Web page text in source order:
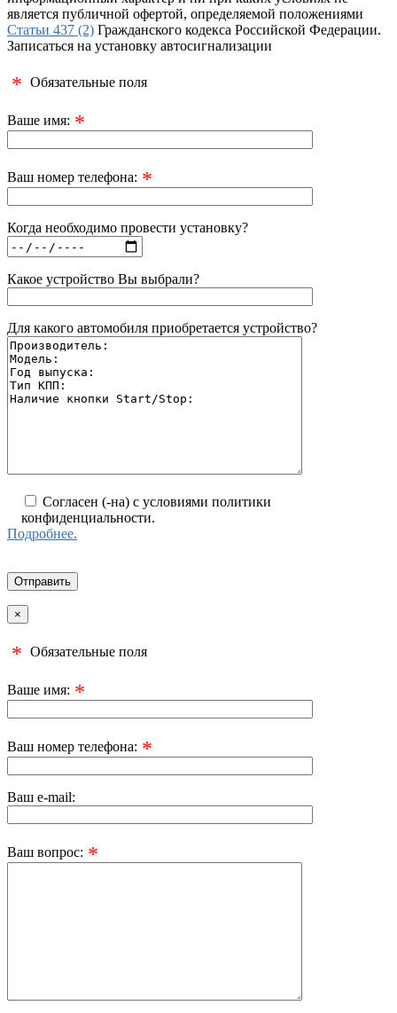
является публичной офертой, определяемой положениями
Статьи 437 (2) Гражданского кодекса Российской Федерации.
Записаться на установку автосигнализации
* Обязательные поля
Ваше имя: *
Ваш номер телефона: *
Когда необходимо провести установку?
Какое устройство Вы выбрали?
Для какого автомобиля приобретается устройство?
Согласен (-на) с условиями политики
конфиденциальности.
Подробнее.
×
* Обязательные поля
Ваше имя: *
Ваш номер телефона: *
Ваш e-mail:
Ваш вопрос: *